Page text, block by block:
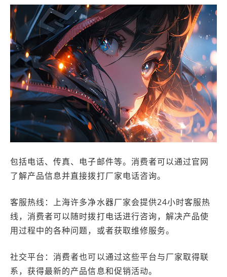
包括电话、传真、电子邮件等。消费者可以通过官网
了解产品信息并直接拨打厂家电话咨询。
客服热线：上海许多净水器厂家会提供24小时客服热
线，消费者可以随时拨打电话进行咨询，解决产品使
用过程中的各种问题，或者获取维修服务。
社交平台：消费者也可以通过这些平台与厂家取得联
系，获得最新的产品信息和促销活动。